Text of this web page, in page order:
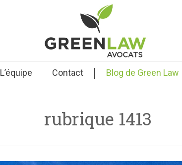
L’équipe Contact | Blog de Green Law
rubrique 1413